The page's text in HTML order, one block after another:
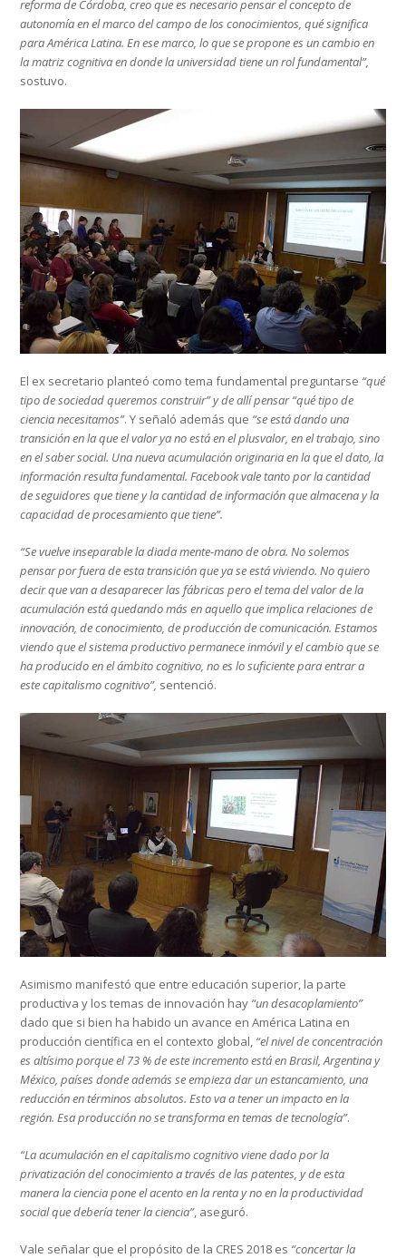
reforma de Córdoba, creo que es necesario pensar el concepto de
autonomía en el marco del campo de los conocimientos, qué significa
para América Latina. En ese marco, lo que se propone es un cambio en
la matriz cognitiva en donde la universidad tiene un rol fundamental”,
sostuvo.
El ex secretario planteó como tema fundamental preguntarse “qué
tipo de sociedad queremos construir” y de allí pensar “qué tipo de
ciencia necesitamos”. Y señaló además que “se está dando una
transición en la que el valor ya no está en el plusvalor, en el trabajo, sino
en el saber social. Una nueva acumulación originaria en la que el dato, la
información resulta fundamental. Facebook vale tanto por la cantidad
de seguidores que tiene y la cantidad de información que almacena y la
capacidad de procesamiento que tiene”.
“Se vuelve inseparable la diada mente-mano de obra. No solemos
pensar por fuera de esta transición que ya se está viviendo. No quiero
decir que van a desaparecer las fábricas pero el tema del valor de la
acumulación está quedando más en aquello que implica relaciones de
innovación, de conocimiento, de producción de comunicación. Estamos
viendo que el sistema productivo permanece inmóvil y el cambio que se
ha producido en el ámbito cognitivo, no es lo suficiente para entrar a
este capitalismo cognitivo”, sentenció.
Asimismo manifestó que entre educación superior, la parte
productiva y los temas de innovación hay “un desacoplamiento”
dado que si bien ha habido un avance en América Latina en
producción científica en el contexto global, “el nivel de concentración
es altísimo porque el 73 % de este incremento está en Brasil, Argentina y
México, países donde además se empieza dar un estancamiento, una
reducción en términos absolutos. Esto va a tener un impacto en la
región. Esa producción no se transforma en temas de tecnología”.
“La acumulación en el capitalismo cognitivo viene dado por la
privatización del conocimiento a través de las patentes, y de esta
manera la ciencia pone el acento en la renta y no en la productividad
social que debería tener la ciencia”, aseguró.
Vale señalar que el propósito de la CRES 2018 es “concertar la